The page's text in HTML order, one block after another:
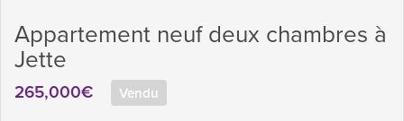
Appartement neuf deux chambres à
Jette
265,000€ Vendu